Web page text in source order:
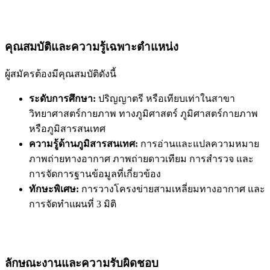
คุณสมบัติและความรู้เฉพาะตำแหน่ง
ผู้สมัครต้องมีคุณสมบัติดังนี้
ระดับการศึกษา: ปริญญาตรี หรือเทียบเท่าในสาขา
วิทยาศาสตร์กายภาพ ทางภูมิศาสตร์ ภูมิศาสตร์กายภาพ
หรือภูมิสารสนเทศ
ความรู้ด้านภูมิสารสนเทศ: การอ่านและแปลความหมาย
ภาพถ่ายทางอากาศ ภาพถ่ายดาวเทียม การสำรวจ และ
การจัดการฐานข้อมูลที่เกี่ยวข้อง
ทักษะพิเศษ: การวางโครงข่ายสามเหลี่ยมทางอากาศ และ
การจัดทำแผนที่ 3 มิติ
ลักษณะงานและความรับผิดชอบ